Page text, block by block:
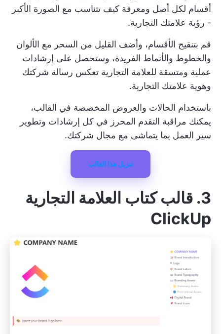
أقسام لكل أصل ومعرفة كيف تتناسب مع الصورة الأكبر
- رؤية علامتك التجارية.
قم بتنقيح الأقسام، وأضف القليل من السحر مع الألوان
والخطوط والأنماط الفريدة، وستحصل على إرشادات
عملية ومتسقة للعلامة التجارية تعكس رسالة شركتك
وهوية علامتك التجارية.
باستخدام الحالات والعروض المخصصة في القالب،
يمكنك مراقبة التقدم المحرز في كل إرشادات وتطوير
سير العمل بما يتماشى مع مجال شركتك.
تنزيل هذا القالب
3. قالب كتاب العلامة التجارية
ClickUp